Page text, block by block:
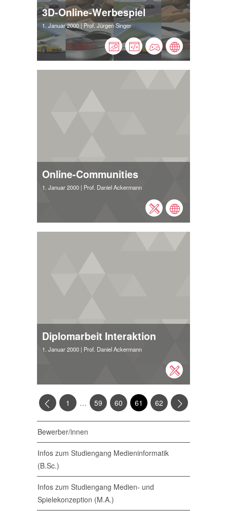
3D-Online-Werbespiel
1. Januar 2000 | Prof. Jürgen Singer
Online-Communities
1. Januar 2000 | Prof. Daniel Ackermann
Diplomarbeit Interaktion
1. Januar 2000 | Prof. Daniel Ackermann
1 … 59 60 61 62
Bewerber/innen
Infos zum Studiengang Medieninformatik
(B.Sc.)
Infos zum Studiengang Medien- und
Spielekonzeption (M.A.)